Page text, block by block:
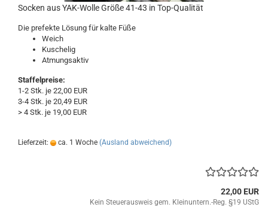
Socken aus YAK-Wolle Größe 41-43 in Top-Qualität
Die prefekte Lösung für kalte Füße
Weich
Kuschelig
Atmungsaktiv
Staffelpreise:
1-2 Stk. je 22,00 EUR
3-4 Stk. je 20,49 EUR
> 4 Stk. je 19,00 EUR
Lieferzeit: ca. 1 Woche (Ausland abweichend)
22,00 EUR
Kein Steuerausweis gem. Kleinuntern.-Reg. §19 UStG